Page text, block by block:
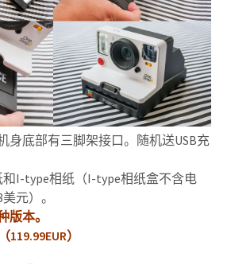
身底部有三脚架接口。随机送USB充
和I-type相纸（I-type相纸盒不含电
元）。
版本。
）